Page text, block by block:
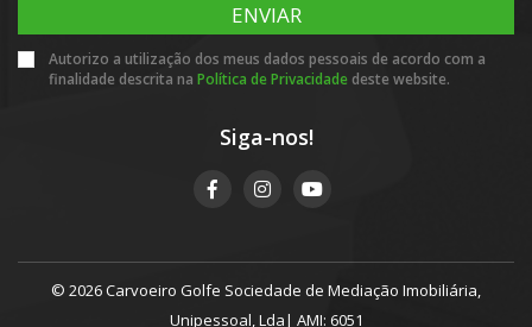
ENVIAR
Autorizo a utilização dos meus dados pessoais de acordo com a
finalidade descrita na Política de Privacidade deste website.
Siga-nos!
© 2026 Carvoeiro Golfe Sociedade de Mediação Imobiliária,
Unipessoal, Lda| AMI: 6051